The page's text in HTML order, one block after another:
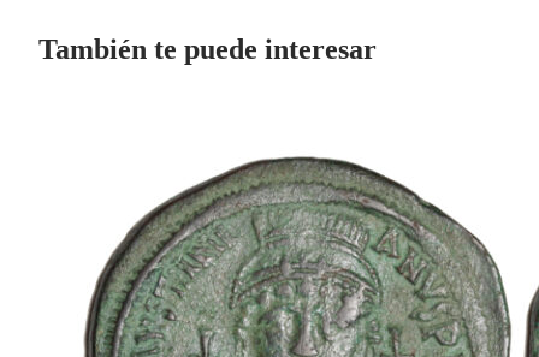
También te puede interesar